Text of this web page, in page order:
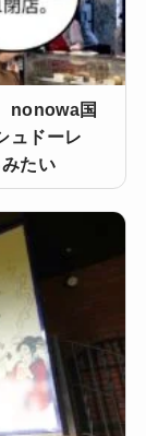
nonowa国
ュドーレ
たい